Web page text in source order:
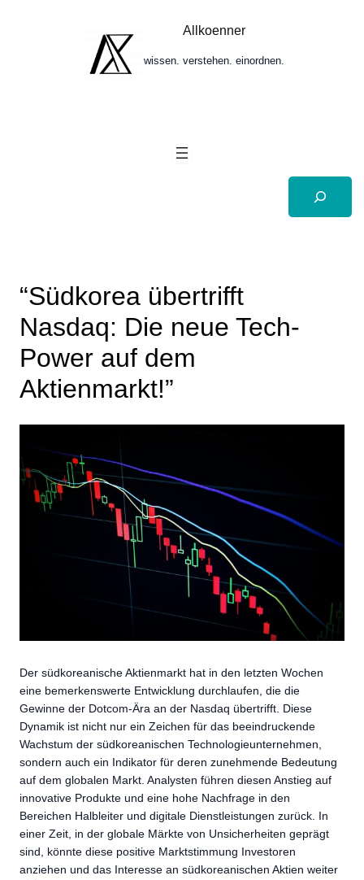
Allkoenner
wissen. verstehen. einordnen.
Suchen
“Südkorea übertrifft
Nasdaq: Die neue Tech-
Power auf dem
Aktienmarkt!”
Der südkoreanische Aktienmarkt hat in den letzten Wochen
eine bemerkenswerte Entwicklung durchlaufen, die die
Gewinne der Dotcom-Ära an der Nasdaq übertrifft. Diese
Dynamik ist nicht nur ein Zeichen für das beeindruckende
Wachstum der südkoreanischen Technologieunternehmen,
sondern auch ein Indikator für deren zunehmende Bedeutung
auf dem globalen Markt. Analysten führen diesen Anstieg auf
innovative Produkte und eine hohe Nachfrage in den
Bereichen Halbleiter und digitale Dienstleistungen zurück. In
einer Zeit, in der globale Märkte von Unsicherheiten geprägt
sind, könnte diese positive Marktstimmung Investoren
anziehen und das Interesse an südkoreanischen Aktien weiter